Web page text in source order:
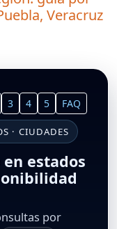
Veracruz
3 4 5 FAQ
· CIUDADES
estados
por